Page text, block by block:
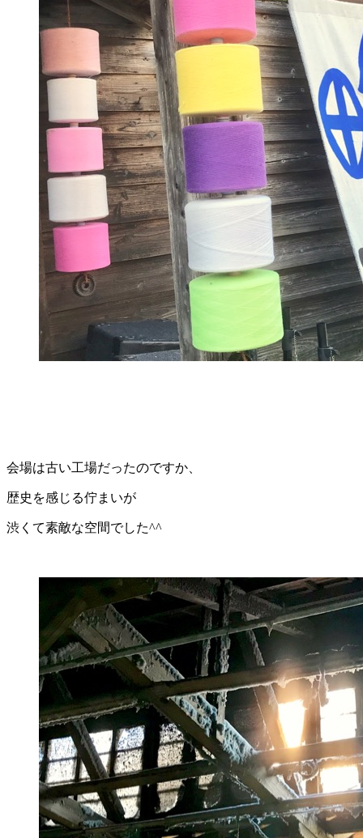
会場は古い工場だったのですか、
歴史を感じる佇まいが
渋くて素敵な空間でした^^